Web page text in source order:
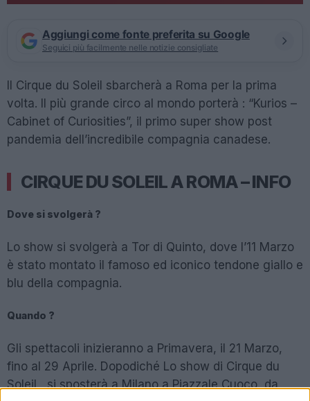
Aggiungi come fonte preferita su Google
Seguici più facilmente nelle notizie consigliate
Il Cirque du Soleil sbarcherà a Roma per la prima
volta. Il più grande circo al mondo porterà : “Kurios –
Cabinet of Curiosities”, il primo super show post
pandemia dell’incredibile compagnia canadese.
CIRQUE DU SOLEIL A ROMA – INFO
Dove si svolgerà ?
Lo show si svolgerà a Tor di Quinto, dove l’11 Marzo
è stato montato il famoso ed iconico tendone giallo e
blu della compagnia.
Quando ?
Gli spettacoli inizieranno a Primavera, il 21 Marzo,
fino al 29 Aprile. Dopodiché Lo show di Cirque du
Soleil , si sposterà a Milano a Piazzale Cuoco, da